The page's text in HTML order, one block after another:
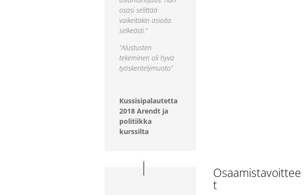
osasi selittää
vaikeitakin asioita
selkeästi.”
”Alustusten
tekeminen oli hyvä
työskentelymuoto”
Kussisipalautetta
2018 Arendt ja
politiikka
kurssilta
Osaamistavoittee
t